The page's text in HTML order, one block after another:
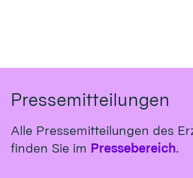
Pressemitteilungen
Alle Pressemitteilungen des
finden Sie im Pressebereich.